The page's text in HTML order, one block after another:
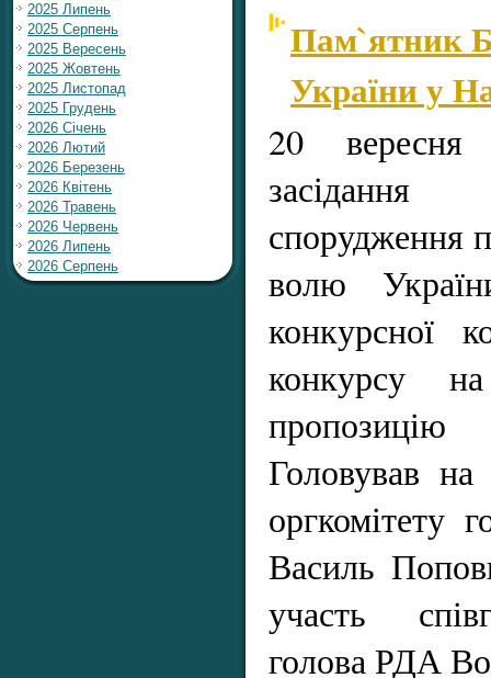
2025 Липень
2025 Серпень
2025 Вересень
2025 Жовтень
2025 Листопад
2025 Грудень
2026 Січень
2026 Лютий
2026 Березень
2026 Квітень
2026 Травень
2026 Червень
2026 Липень
2026 Серпень
Пам`ятник
України у
20 вересня
спорудження
волю
конкурсної
конкурсу
пропозицію
Головував на
оргкомітету
Василь
участь
голова РДА